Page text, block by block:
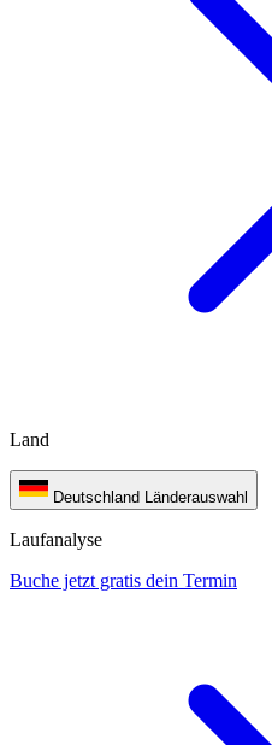
Land
Deutschland Länderauswahl
Laufanalyse
Buche jetzt gratis dein Termin